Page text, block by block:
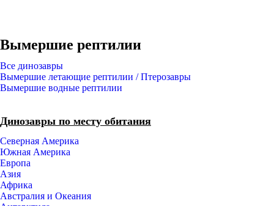
Вымершие рептилии
Все динозавры
Вымершие летающие рептилии / Птерозавры
Вымершие водные рептилии
Динозавры по месту обитания
Северная Америка
Южная Америка
Европа
Азия
Африка
Австралия и Океания